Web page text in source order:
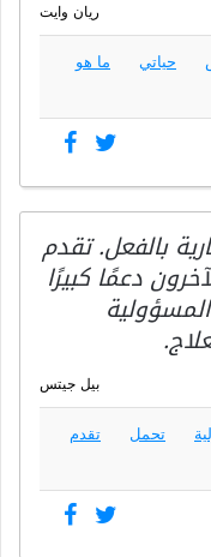
ريان وايت
حياتي
ما هو
بالفعل. تقدم
دعمًا كبيرًا
بيل جيتس
تحمل
تقدم